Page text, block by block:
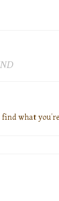
find what